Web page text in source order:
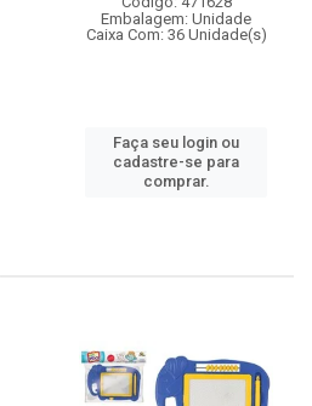
Embalagem: Unidade
Caixa Com: 36 Unidade(s)
Faça seu login ou
cadastre-se para
comprar.